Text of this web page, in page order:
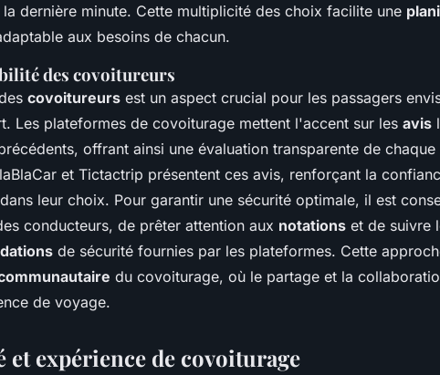
la dernière minute. Cette multiplicité des choix facilite une
aux besoins de chacun.
des covoitureurs
covoitureurs est un aspect crucial pour les passagers
Les plateformes de covoiturage mettent l'accent sur les avis
offrant ainsi une évaluation transparente de
et Tictactrip présentent ces avis, renforçant la
leur choix. Pour garantir une sécurité optimale, il est
conducteurs, de prêter attention aux notations et de suivre
de sécurité fournies par les plateformes. Cette
du covoiturage, où le partage et la
de voyage.
et expérience de covoiturage